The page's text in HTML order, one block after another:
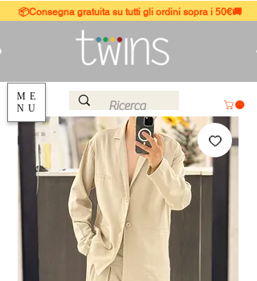
ME
NU
📦Consegna gratuita su tutti gli ordini sopra i 50€🚚